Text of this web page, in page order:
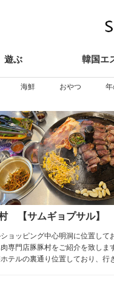
遊ぶ 韓国エ
Beauty
海鮮 おやつ 年
豚足。ゾッバル
豚足（とんそく）とは、豚
ルといわれ、 会社の人達や
せ、何よ食べる？ 今日はお